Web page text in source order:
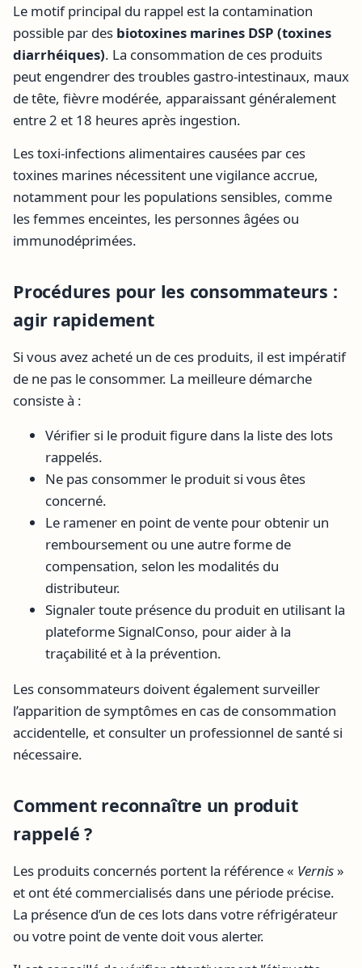
Le motif principal du rappel est la contamination
possible par des biotoxines marines DSP (toxines
diarrhéiques). La consommation de ces produits
peut engendrer des troubles gastro-intestinaux, maux
de tête, fièvre modérée, apparaissant généralement
entre 2 et 18 heures après ingestion.
Les toxi-infections alimentaires causées par ces
toxines marines nécessitent une vigilance accrue,
notamment pour les populations sensibles, comme
les femmes enceintes, les personnes âgées ou
immunodéprimées.
Procédures pour les consommateurs :
agir rapidement
Si vous avez acheté un de ces produits, il est impératif
de ne pas le consommer. La meilleure démarche
consiste à :
Vérifier si le produit figure dans la liste des lots
rappelés.
Ne pas consommer le produit si vous êtes
concerné.
Le ramener en point de vente pour obtenir un
remboursement ou une autre forme de
compensation, selon les modalités du
distributeur.
Signaler toute présence du produit en utilisant la
plateforme SignalConso, pour aider à la
traçabilité et à la prévention.
Les consommateurs doivent également surveiller
l’apparition de symptômes en cas de consommation
accidentelle, et consulter un professionnel de santé si
nécessaire.
Comment reconnaître un produit
rappelé ?
Les produits concernés portent la référence « Vernis»
et ont été commercialisés dans une période précise.
La présence d’un de ces lots dans votre réfrigérateur
ou votre point de vente doit vous alerter.